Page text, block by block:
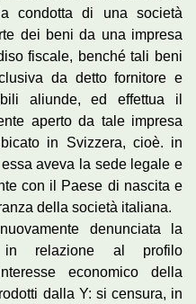
condotta di una società
dei beni da una impresa
fiscale, benché tali beni
da detto fornitore e
aliunde, ed effettua il
aperto da tale impresa
in Svizzera, cioè. in
aveva la sede legale e
con il Paese di nascita e
della società italiana.
denunciata la
in relazione al profilo
economico della
dalla Y: si censura, in